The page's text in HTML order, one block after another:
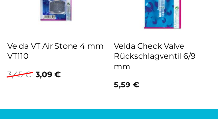
Velda VT Air Stone 4 mm
VT110
3,45€ Ursprünglicher
Preis
3,09 €Aktueller
Velda Check Valve
Rückschlagventil 6/9
mm
5,59 €